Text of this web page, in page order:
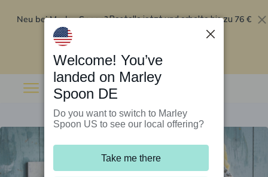
Neu bei Marley Spoon?Bestelle jetzt und erhalte bis zu 76 €
Rabatt auf deine ersten fünf Boxen
Welcome! You’ve
landed on Marley
Spoon DE
Do you want to switch to Marley
Spoon US to see our local offering?
Take me there